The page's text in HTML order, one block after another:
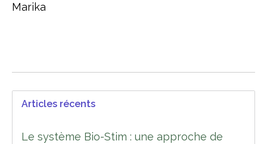
Marika
Articles récents
Le système Bio-Stim : une approche de